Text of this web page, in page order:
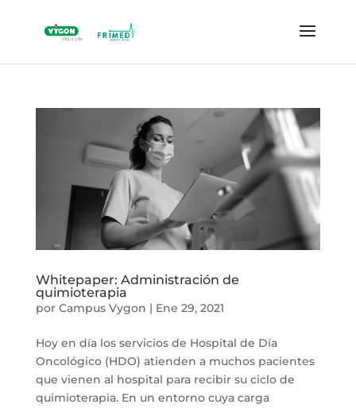
Whitepaper: Administración de
quimioterapia
por Campus Vygon | Ene 29, 2021
Hoy en día los servicios de Hospital de Día
Oncológico (HDO) atienden a muchos pacientes
que vienen al hospital para recibir su ciclo de
quimioterapia. En un entorno cuya carga